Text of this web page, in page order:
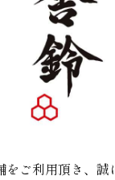
をご利用頂き、誠